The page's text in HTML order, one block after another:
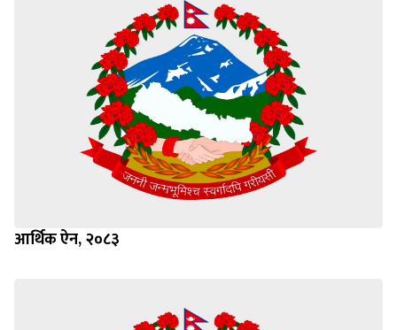
आर्थिक ऐन, २०८३